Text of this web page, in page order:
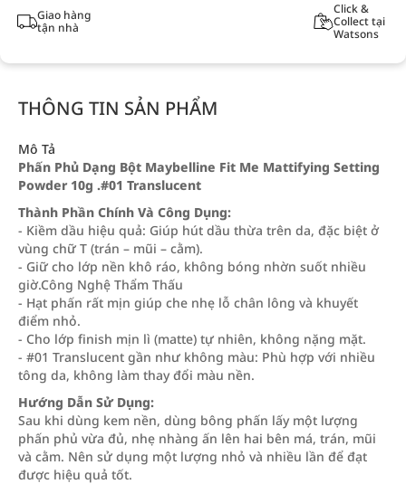
Giao hàng
tận nhà
Click &
Collect tại
Watsons
THÔNG TIN SẢN PHẨM
Mô Tả
Phấn Phủ Dạng Bột Maybelline Fit Me Mattifying Setting
Powder 10g .#01 Translucent
Thành Phần Chính Và Công Dụng:
- Kiềm dầu hiệu quả: Giúp hút dầu thừa trên da, đặc biệt ở
vùng chữ T (trán – mũi – cằm).
- Giữ cho lớp nền khô ráo, không bóng nhờn suốt nhiều
giờ.Công Nghệ Thẩm Thấu
- Hạt phấn rất mịn giúp che nhẹ lỗ chân lông và khuyết
điểm nhỏ.
- Cho lớp finish mịn lì (matte) tự nhiên, không nặng mặt.
- #01 Translucent gần như không màu: Phù hợp với nhiều
tông da, không làm thay đổi màu nền.
Hướng Dẫn Sử Dụng:
Sau khi dùng kem nền, dùng bông phấn lấy một lượng
phấn phủ vừa đủ, nhẹ nhàng ấn lên hai bên má, trán, mũi
và cằm. Nên sử dụng một lượng nhỏ và nhiều lần để đạt
được hiệu quả tốt.